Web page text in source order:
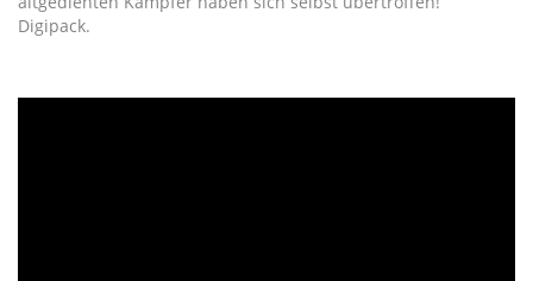
Digipack.